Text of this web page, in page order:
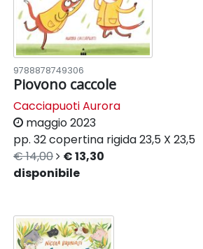
9788878749306
Piovono caccole
Cacciapuoti Aurora
maggio 2023
pp. 32copertina rigida23,5 X 23,5
€ 14,00
€ 13,30
disponibile